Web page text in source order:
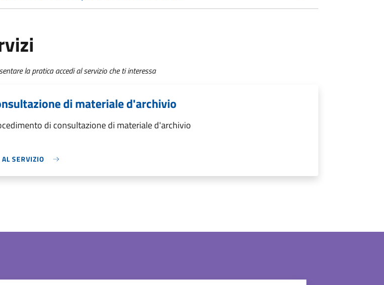
la pratica accedi al servizio che ti interessa
di materiale d'archivio
di consultazione di materiale d'archivio
SERVIZIO